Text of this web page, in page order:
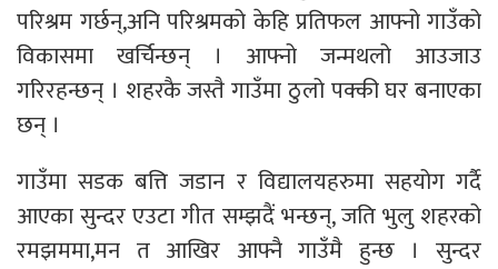
परिश्रम गर्छन्,अनि परिश्रमको केहि प्रतिफल आफ्नो गाउँको
विकासमा खर्चिन्छन् । आफ्नो जन्मथलो आउजाउ
गरिरहन्छन् । शहरकै जस्तै गाउँमा ठुलो पक्की घर बनाएका
छन् ।
गाउँमा सडक बत्ति जडान र विद्यालयहरुमा सहयोग गर्दै
आएका सुन्दर एउटा गीत सम्झदैं भन्छन्, जति भुलु शहरको
रमझममा,मन त आखिर आफ्नै गाउँमै हुन्छ । सुन्दर